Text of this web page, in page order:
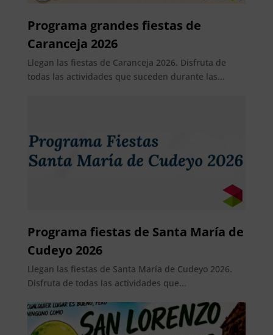
Programa grandes fiestas de
Caranceja 2026
Llegan las fiestas de Caranceja 2026. Disfruta de
todas las actividades que suceden durante las...
Programa fiestas de Santa María de
Cudeyo 2026
Llegan las fiestas de Santa María de Cudeyo 2026.
Disfruta de todas las actividades que...